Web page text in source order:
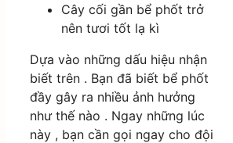
Cây cối gần bể phốt trở
nên tươi tốt lạ kì
Dựa vào những dấu hiệu nhận
biết trên . Bạn đã biết bể phốt
đầy gây ra nhiều ảnh hưởng
như thế nào . Ngay những lúc
này , bạn cần gọi ngay cho đội